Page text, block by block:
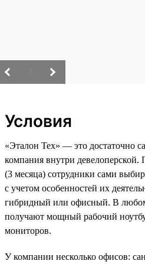
Условия
«Эталон Тех» — это достаточно
компания внутри девелоперской.
(3 месяца) сотрудники сами
с учетом особенностей их
гибридный или офисный. В
получают мощный рабочий
мониторов.
У компании несколько офисов: